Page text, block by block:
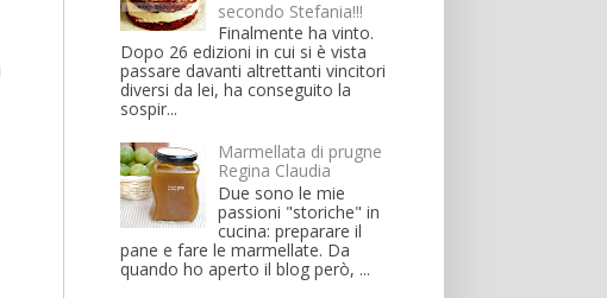
secondo Stefania!!!
Finalmente ha vinto.
Dopo 26 edizioni in cui si è vista
passare davanti altrettanti vincitori
diversi da lei, ha conseguito la
sospir...
Marmellata di prugne
Regina Claudia
Due sono le mie
passioni "storiche" in
cucina: preparare il
pane e fare le marmellate. Da
quando ho aperto il blog però, ...